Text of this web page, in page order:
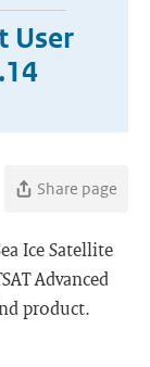
User
Share page
Ice Satellite
Advanced
product.